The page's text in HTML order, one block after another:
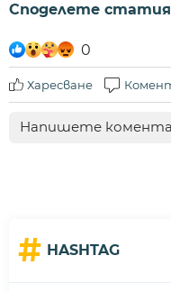
Споделете
0
Харесване
# HASHTAG